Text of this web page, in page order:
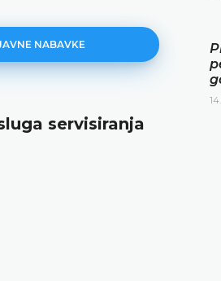
NABAVKE
servisiranja